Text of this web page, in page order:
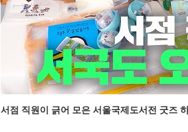
서점 직원이 긁어 모은 서울국제도서전 굿즈